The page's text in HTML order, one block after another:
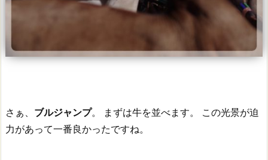
さぁ、 ブルジャンプ。 まずは牛を並べます。
この光景が迫
力があって一番良かったですね。